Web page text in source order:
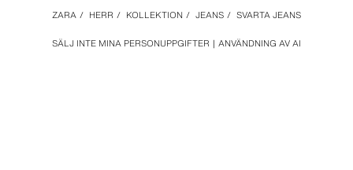
SÄLJ INTE MINA PERSONUPPGIFTER ANVÄNDNING AV AI
ZARA / HERR / KOLLEKTION / JEANS / SVARTA JEANS